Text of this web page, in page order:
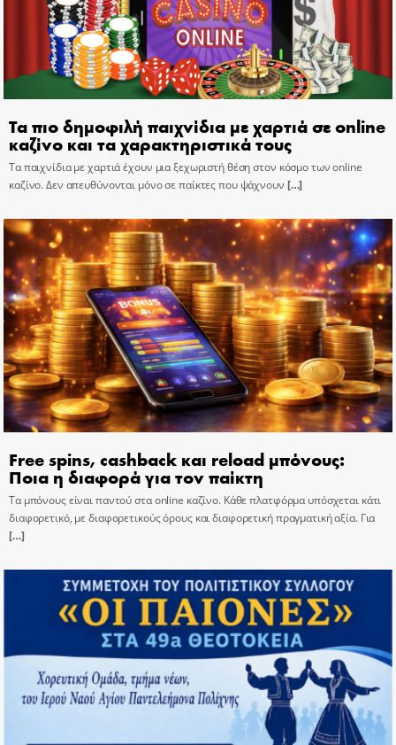
Τα πιο δημοφιλή παιχνίδια με χαρτιά σε online
καζίνο και τα χαρακτηριστικά τους
Τα παιχνίδια με χαρτιά έχουν μια ξεχωριστή θέση στον κόσμο των online
καζίνο. Δεν απευθύνονται μόνο σε παίκτες που ψάχνουν […]
Free spins, cashback και reload μπόνους:
Ποια η διαφορά για τον παίκτη
Τα μπόνους είναι παντού στα online καζίνο. Κάθε πλατφόρμα υπόσχεται κάτι
διαφορετικό, με διαφορετικούς όρους και διαφορετική πραγματική αξία. Για
[…]